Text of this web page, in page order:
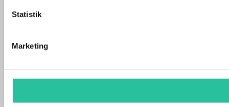
Statistik
Marketing